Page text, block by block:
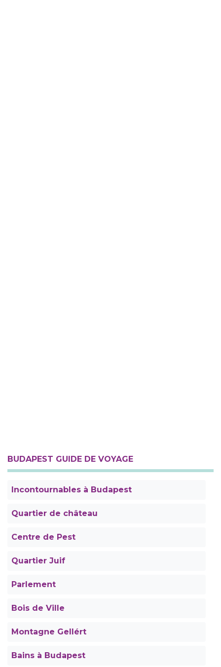
BUDAPEST GUIDE DE VOYAGE
Incontournables à Budapest
Quartier de château
Centre de Pest
Quartier Juif
Parlement
Bois de Ville
Montagne Gellért
Bains à Budapest